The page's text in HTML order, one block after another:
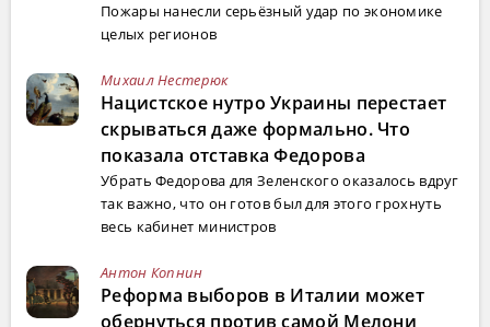
Пожары нанесли серьёзный удар по экономике
целых регионов
Михаил Нестерюк
Нацистское нутро Украины перестает
скрываться даже формально. Что
показала отставка Федорова
Убрать Федорова для Зеленского оказалось вдруг
так важно, что он готов был для этого грохнуть
весь кабинет министров
Антон Копнин
Реформа выборов в Италии может
обернуться против самой Мелони